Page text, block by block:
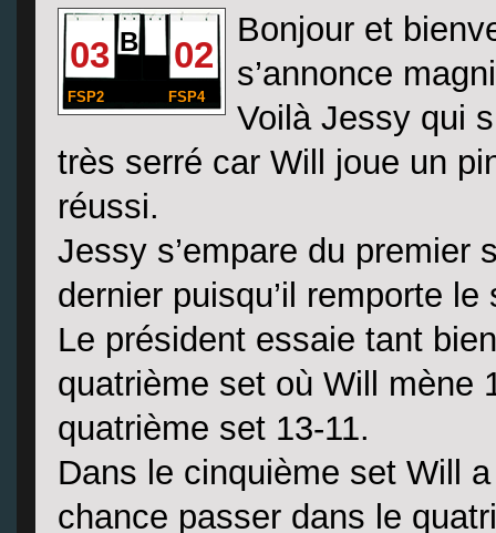
B
03 02
FSP2 FSP4
Bonjour et
s’annonce
Voilà Jessy qui
très serré car Will joue un
réussi.
Jessy s’empare du premier
dernier puisqu’il remporte
Le président essaie tant
quatrième set où Will mène
quatrième set 13-11.
Dans le cinquième set Will
chance passer dans le